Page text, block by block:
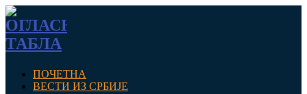
ПОЧЕТНА
ВЕСТИ ИЗ СРБИЈЕ